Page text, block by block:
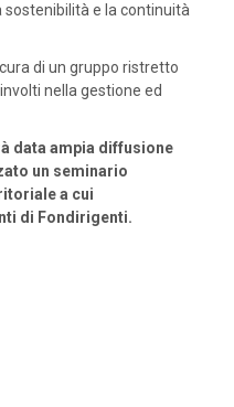
e la continuità
di un gruppo ristretto
nella gestione ed
data ampia diffusione
un seminario
a cui
di Fondirigenti.